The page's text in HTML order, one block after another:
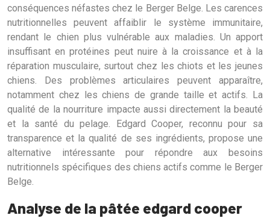
conséquences néfastes chez le Berger Belge. Les carences
nutritionnelles peuvent affaiblir le système immunitaire,
rendant le chien plus vulnérable aux maladies. Un apport
insuffisant en protéines peut nuire à la croissance et à la
réparation musculaire, surtout chez les chiots et les jeunes
chiens. Des problèmes articulaires peuvent apparaître,
notamment chez les chiens de grande taille et actifs. La
qualité de la nourriture impacte aussi directement la beauté
et la santé du pelage. Edgard Cooper, reconnu pour sa
transparence et la qualité de ses ingrédients, propose une
alternative intéressante pour répondre aux besoins
nutritionnels spécifiques des chiens actifs comme le Berger
Belge.
Analyse de la pâtée edgard cooper